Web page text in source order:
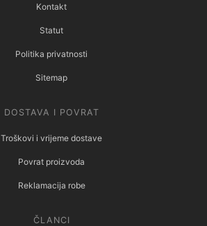
Kontakt
Statut
Politika privatnosti
Sitemap
DOSTAVA I POVRAT
Troškovi i vrijeme dostave
Povrat proizvoda
Reklamacija robe
ČLANCI